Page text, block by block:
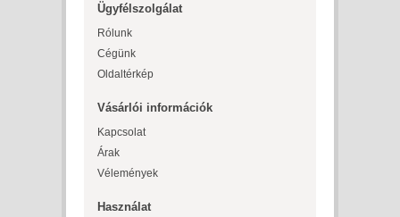
Ügyfélszolgálat
Rólunk
Cégünk
Oldaltérkép
Vásárlói információk
Kapcsolat
Árak
Vélemények
Használat